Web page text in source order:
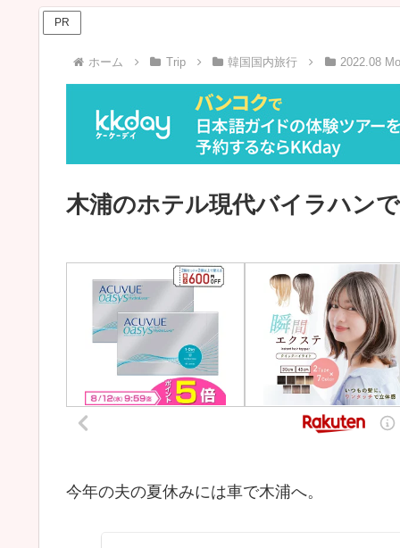
PR
ホーム Trip 韓国国内旅行 2022.08
木浦のホテル現代バイラハン
今年の夫の夏休みには車で木浦へ。